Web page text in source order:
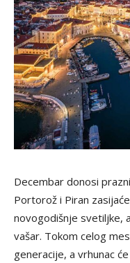
Decembar donosi
Portorož i Piran
novogodišnje svetiljke,
vašar. Tokom celog
generacije, a vrhunac